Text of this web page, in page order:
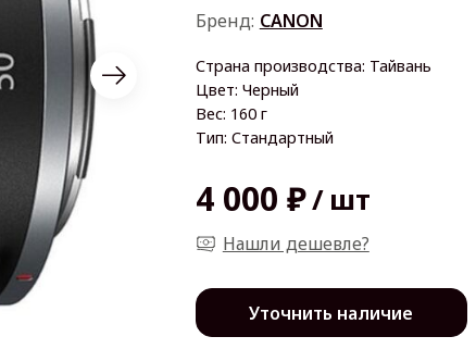
Бренд: CANON
Страна производства: Тайвань
Цвет: Черный
Вес: 160 г
Тип: Стандартный
4 000 ₽/ шт
Нашли дешевле?
Уточнить наличие